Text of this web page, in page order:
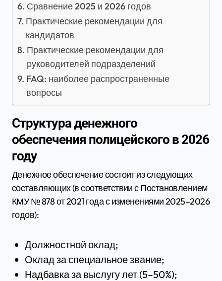
Сравнение 2025 и 2026 годов
Практические рекомендации для
кандидатов
Практические рекомендации для
руководителей подразделений
FAQ: наиболее распространенные
вопросы
Структура денежного
обеспечения полицейского в 2026
году
Денежное обеспечение состоит из следующих
составляющих (в соответствии с Постановлением
КМУ № 878 от 2021 года с изменениями 2025–2026
годов):
Должностной оклад;
Оклад за специальное звание;
Надбавка за выслугу лет (5–50%);